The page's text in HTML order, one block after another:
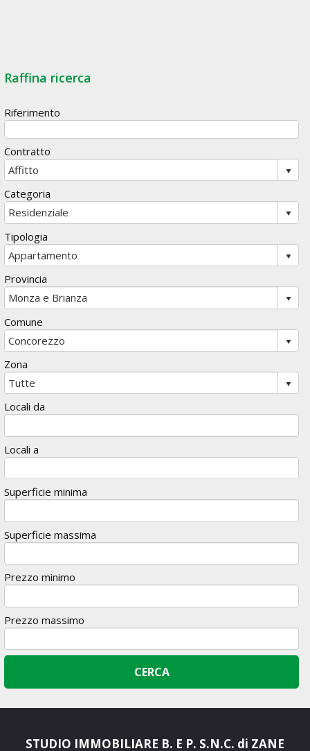
Raffina ricerca
Riferimento
Contratto
Categoria
Tipologia
Provincia
Comune
Zona
Locali da
Locali a
Superficie minima
Superficie massima
Prezzo minimo
Prezzo massimo
STUDIO IMMOBILIARE B. E P. S.N.C. di ZANE